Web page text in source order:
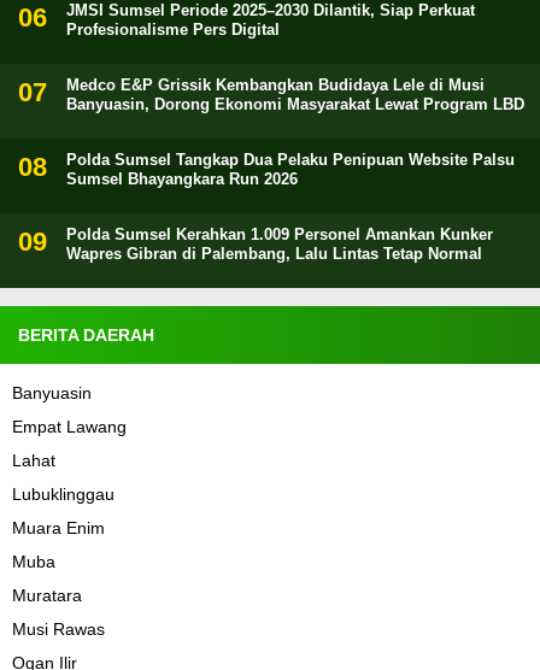
JMSI Sumsel Periode 2025–2030 Dilantik, Siap Perkuat
Profesionalisme Pers Digital
Medco E&P Grissik Kembangkan Budidaya Lele di Musi
Banyuasin, Dorong Ekonomi Masyarakat Lewat Program LBD
Polda Sumsel Tangkap Dua Pelaku Penipuan Website Palsu
Sumsel Bhayangkara Run 2026
Polda Sumsel Kerahkan 1.009 Personel Amankan Kunker
Wapres Gibran di Palembang, Lalu Lintas Tetap Normal
BERITA DAERAH
Banyuasin
Empat Lawang
Lahat
Lubuklinggau
Muara Enim
Muba
Muratara
Musi Rawas
Ogan Ilir